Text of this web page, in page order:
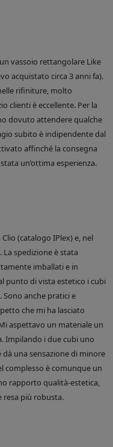
vassoio rettangolare Like
acquistato circa 3 anni fa).
rifiniture, molto
clienti è eccellente. Per la
dovuto attendere qualche
subito è indipendente dal
affinché la consegna
un’ottima esperienza.
(catalogo IPlex) e, nel
spedizione è stata
imballati e in
punto di vista estetico i cubi
anche pratici e
che mi ha lasciato
aspettavo un materiale un
Impilando i due cubi uno
una sensazione di minore
complesso è comunque un
rapporto qualità-estetica,
resa più robusta.